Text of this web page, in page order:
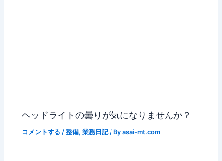
ヘッドライトの曇りが気になりませんか？
コメントする /整備,業務日記/ Byasai-mt.com